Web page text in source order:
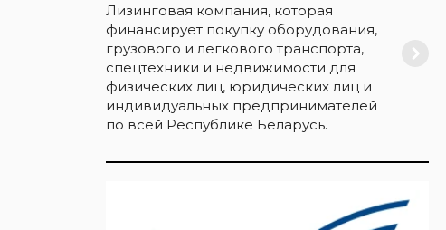
Лизинговая компания, которая
финансирует покупку оборудования,
грузового и легкового транспорта,
спецтехники и недвижимости для
физических лиц, юридических лиц и
индивидуальных предпринимателей
по всей Республике Беларусь.